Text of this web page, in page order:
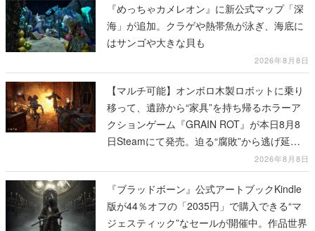
『めっちゃカメレオン』に新公式マップ「深
海」が追加。クラゲや熱帯魚が泳ぎ、海底に
はサンゴや大きな貝も
2026年8月8日
【マルチ可能】オンボロ木製ロボットに乗り
移って、遺跡から“家具”を持ち帰るホラーア
クションゲーム『GRAIN ROT』が本日8月8
日Steamにて発売。迫る“腐敗”から逃げ延
2026年8月8日
『ブラッドボーン』公式アートブックKindle
版が44％オフの「2035円」で購入できる“マ
ジェスティック”なセールが開催中。作品世界